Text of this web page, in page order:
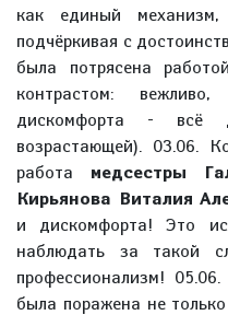
как единый
подчёркивая с
была потрясена
контрастом:
дискомфорта - всё
возрастающей). 03.06.
работа медсестры
Кирьянова Виталия
и дискомфорта! Это
наблюдать за такой
профессионализм!
была поражена не